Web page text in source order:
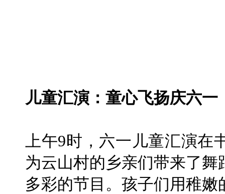
儿童汇演：童心飞扬庆六一
上午9时，六一儿童汇演在
为云山村的乡亲们带来了
多彩的节目。孩子们用稚